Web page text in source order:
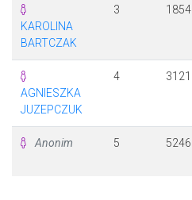
KAROLINA
BARTCZAK
3 1854
AGNIESZKA
JUZEPCZUK
4 3121
Anonim 5 5246